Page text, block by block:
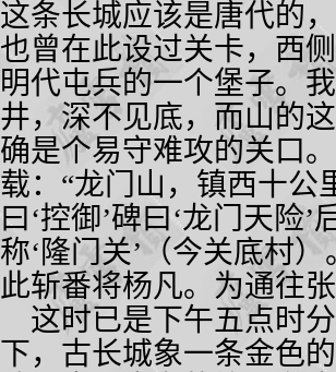
这条长城应该是唐代的，
也曾在此设过关卡，西
明代屯兵的一个堡子。
井，深不见底，而山的
确是个易守难攻的关口。
载：“龙门山，镇西十公
曰‘控御’碑曰‘龙门天险
称‘隆门关’（今关底村
此斩番将杨凡。为通往
这时已是下午五点时
下，古长城象一条金色